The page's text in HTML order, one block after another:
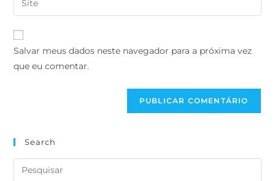
Salvar meus dados neste navegador para a próxima vez
que eu comentar.
Search